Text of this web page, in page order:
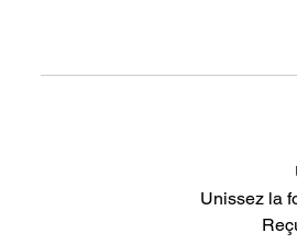
Unissez la